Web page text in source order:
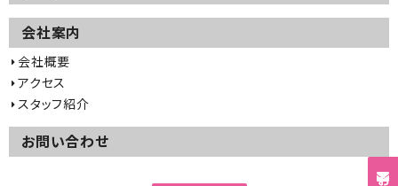
会社案内
会社概要
アクセス
スタッフ紹介
お問い合わせ